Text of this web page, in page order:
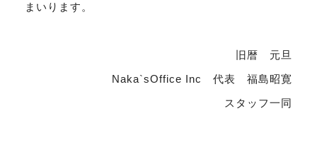
まいります。
旧暦 元旦
Naka`sOffice Inc 代表 福島昭寛
スタッフ一同